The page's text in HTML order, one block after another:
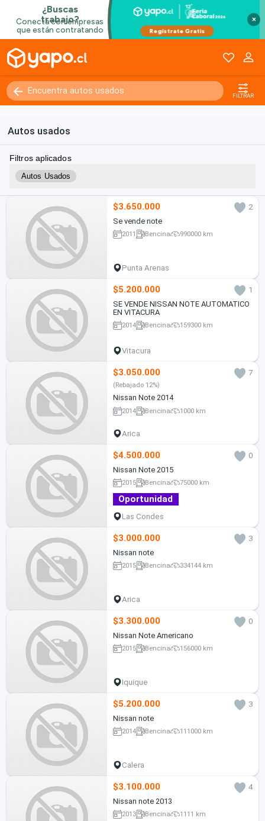
×
FILTRAR
Autos usados
Filtros aplicados
Autos Usados
$3.650.000
2
Se vende note
2011 Bencina 990000 km
Punta Arenas
$5.200.000
1
SE VENDE NISSAN NOTE AUTOMATICO
EN VITACURA
2014 Bencina 159300 km
Vitacura
$3.050.000 7
(Rebajado 12%)
Nissan Note 2014
2014 Bencina 1000 km
Arica
$4.500.000
0
Nissan Note 2015
2015 Bencina 75000 km
Oportunidad
Las Condes
$3.000.000
3
Nissan note
2015 Bencina 334144 km
Arica
$3.300.000
0
Nissan Note Americano
2015 Bencina 156000 km
Iquique
$5.200.000
3
Nissan note
2014 Bencina 111000 km
Calera
$3.100.000
4
Nissan note 2013
2013 Bencina 1111 km